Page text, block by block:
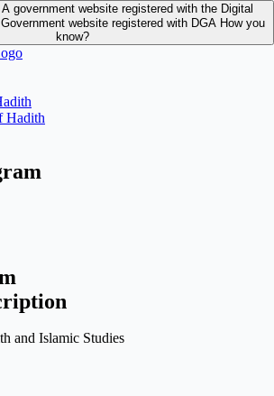
A government website registered with the Digital
Government website registered with DGA How you
know?
Hadith
and Islamic Studies